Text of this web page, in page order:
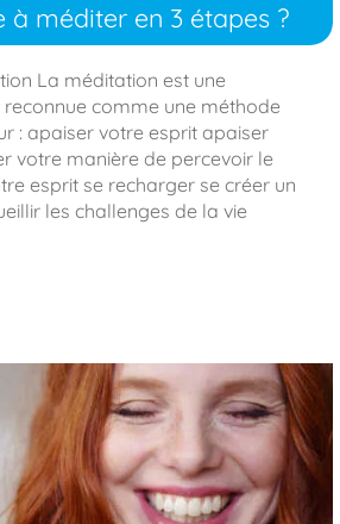
méditer en 3 étapes ?
La méditation est une
comme une méthode
: apaiser votre esprit apaiser
votre manière de percevoir le
esprit se recharger se créer un
les challenges de la vie